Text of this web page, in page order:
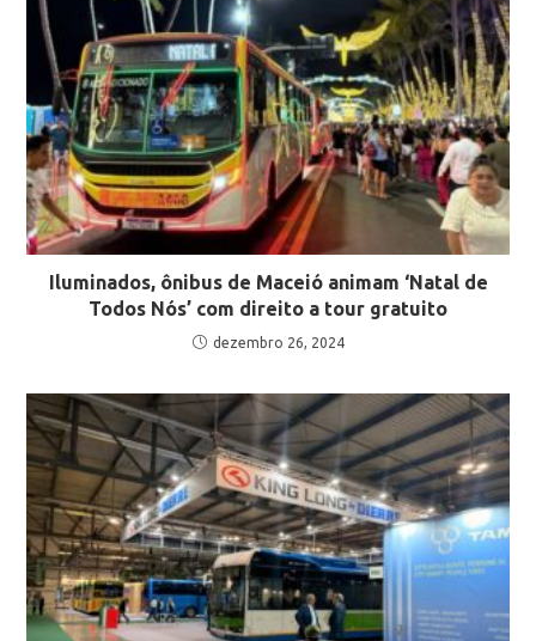
Iluminados, ônibus de Maceió animam ‘Natal de
Todos Nós’ com direito a tour gratuito
dezembro 26, 2024